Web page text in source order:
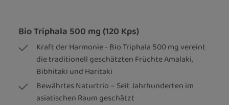
Bio Triphala 500 mg (120 Kps)
Kraft der Harmonie - Bio Triphala 500 mg vereint
die traditionell geschätzten Früchte Amalaki,
Bibhitaki und Haritaki
Bewährtes Naturtrio – Seit Jahrhunderten im
asiatischen Raum geschätzt